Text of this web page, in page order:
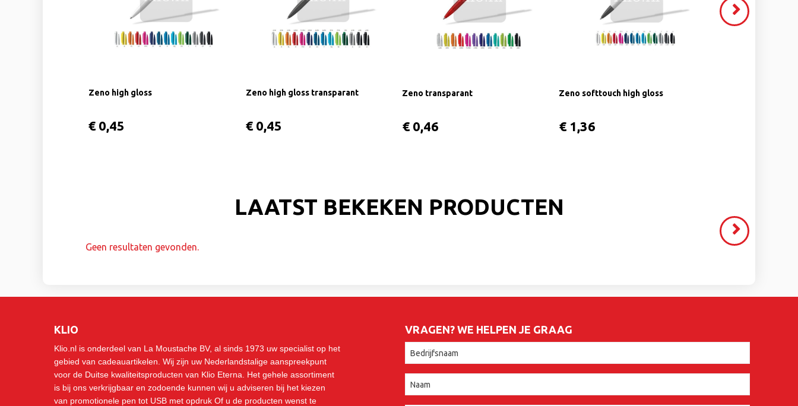
Zeno high gloss
€ 0,45
Zeno high gloss transparant
€ 0,45
Zeno transparant
€ 0,46
Zeno softtouch high gloss
€ 1,36
VOLGENDE
LAATST BEKEKEN PRODUCTEN
Geen resultaten gevonden.
Volgende
KLIO
Klio.nl is onderdeel van La Moustache BV, al sinds 1973 uw specialist op het
gebied van cadeauartikelen. Wij zijn uw Nederlandstalige aanspreekpunt
voor de Duitse kwaliteitsproducten van Klio Eterna. Het gehele assortiment
is bij ons verkrijgbaar en zodoende kunnen wij u adviseren bij het kiezen
van promotionele pen tot USB met opdruk Of u de producten wenst te
VRAGEN? WE HELPEN JE GRAAG